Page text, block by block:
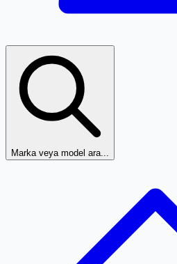
Marka veya model ara...